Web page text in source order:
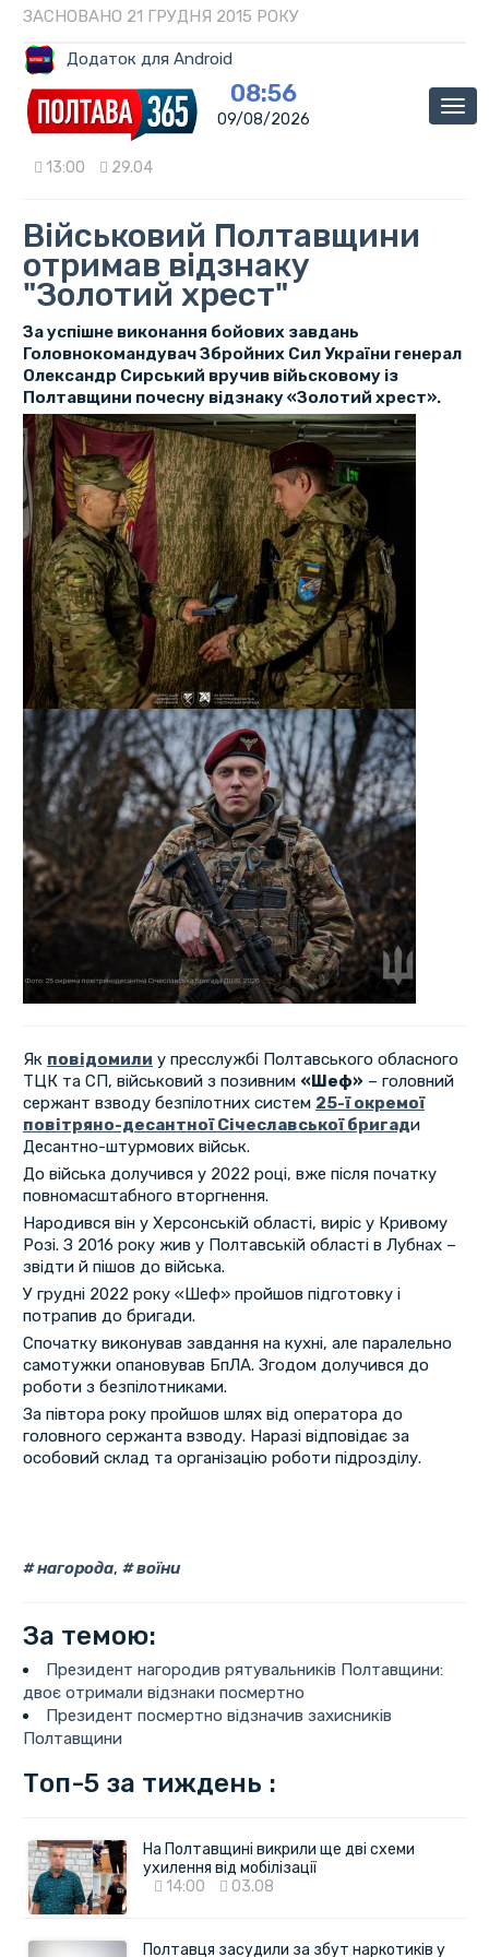
ЗАСНОВАНО 21 ГРУДНЯ 2015 РОКУ
Додаток для Android
08:56
09/08/2026
13:00 29.04
Військовий Полтавщини
отримав відзнаку
"Золотий хрест"
За успішне виконання бойових завдань
Головнокомандувач Збройних Сил України генерал
Олександр Сирський вручив війьсковому із
Полтавщини почесну відзнаку «Золотий хрест».
Як повідомили у пресслужбі Полтавського обласного
ТЦК та СП, військовий з позивним «Шеф» – головний
сержант взводу безпілотних систем 25-ї окремої
повітряно-десантної Січеславської бригади
Десантно-штурмових військ.
До війська долучився у 2022 році, вже після початку
повномасштабного вторгнення.
Народився він у Херсонській області, виріс у Кривому
Розі. З 2016 року жив у Полтавській області в Лубнах –
звідти й пішов до війська.
​У грудні 2022 року «Шеф» пройшов підготовку і
потрапив до бригади.
Спочатку виконував завдання на кухні, але паралельно
самотужки опановував БпЛА. Згодом долучився до
роботи з безпілотниками.
За півтора року пройшов шлях від оператора до
головного сержанта взводу. Наразі відповідає за
особовий склад та організацію роботи підрозділу.
нагорода, воїни
За темою:
Президент нагородив рятувальників Полтавщини:
двоє отримали відзнаки посмертно
Президент посмертно відзначив захисників
Полтавщини
Топ-5 за тиждень :
На Полтавщині викрили ще дві схеми
ухилення від мобілізації
14:00
03.08
Полтавця засудили за збут наркотиків у